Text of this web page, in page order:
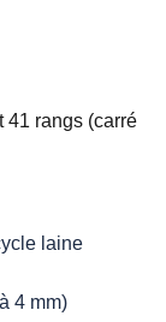
41 rangs (carré
laine
4 mm)